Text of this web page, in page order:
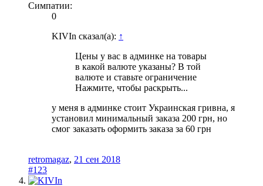
Симпатии:
0
KIVIn сказал(а): ↑
Цены у вас в админке на товары
в какой валюте указаны? В той
валюте и ставьте ограничение
Нажмите, чтобы раскрыть...
у меня в админке стоит Украинская гривна, я
установил минимальный заказа 200 грн, но
смог заказать оформить заказа за 60 грн
retromagaz, 21 сен 2018
#123